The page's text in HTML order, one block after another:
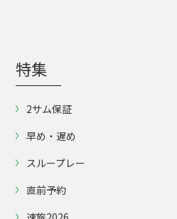
特集
2サム保証
早め・遅め
スループレー
直前予約